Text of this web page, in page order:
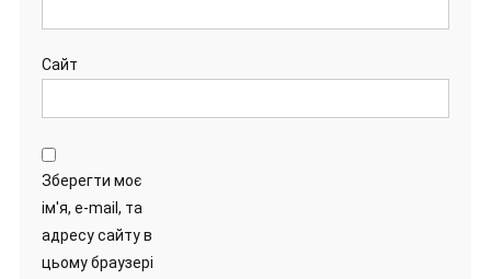
Сайт
Зберегти моє
ім'я, e-mail, та
адресу сайту в
цьому браузері